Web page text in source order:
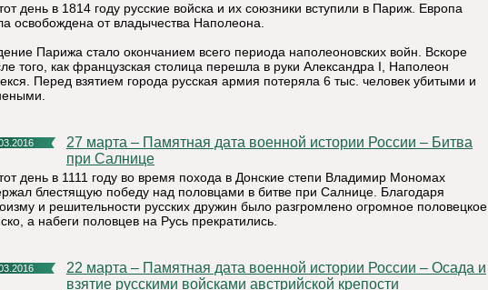
день в 1814 году русские войска и их союзники вступили в Париж. Европа
освобождена от владычества Наполеона.
Парижа стало окончанием всего периода наполеоновских войн. Вскоре
того, как французская столица перешла в руки Александра I, Наполеон
Перед взятием города русская армия потеряла 6 тыс. человек убитыми и
27 марта – Памятная дата военной истории России – Битва
при Салнице
день в 1111 году во время похода в Донские степи Владимир Мономах
блестящую победу над половцами в битве при Салнице. Благодаря
и решительности русских дружин было разгромлено огромное половецкое
а набеги половцев на Русь прекратились.
22 марта – Памятная дата военной истории России – Осада и
взятие русскими войсками австрийской крепости